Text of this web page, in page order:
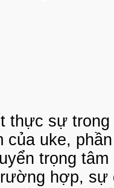
thực sự
uke,
trọng
hợp, sự